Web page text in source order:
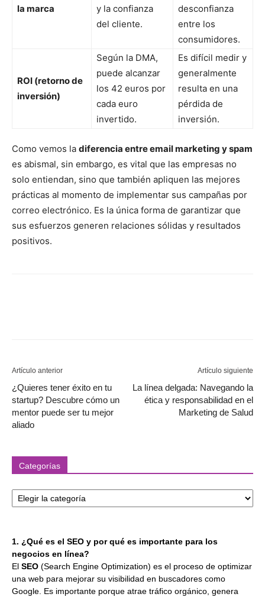
la marca
y la confianza
del cliente.
desconfianza
entre los
consumidores.
ROI (retorno de
inversión)
Según la DMA,
puede alcanzar
los 42 euros por
cada euro
invertido.
Es difícil medir y
generalmente
resulta en una
pérdida de
inversión.
Como vemos la diferencia entre email marketing y spam
es abismal, sin embargo, es vital que las empresas no
solo entiendan, sino que también apliquen las mejores
prácticas al momento de implementar sus campañas por
correo electrónico. Es la única forma de garantizar que
sus esfuerzos generen relaciones sólidas y resultados
positivos.
Artículo anterior
¿Quieres tener éxito en tu
startup? Descubre cómo un
mentor puede ser tu mejor
aliado
Artículo siguiente
La línea delgada: Navegando la
ética y responsabilidad en el
Marketing de Salud
Categorías
Categorías
1. ¿Qué es el SEO y por qué es importante para los
negocios en línea?
El SEO (Search Engine Optimization) es el proceso de optimizar
una web para mejorar su visibilidad en buscadores como
Google. Es importante porque atrae tráfico orgánico, genera